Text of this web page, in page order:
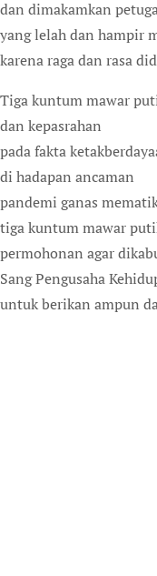
dan dimakamkan
yang lelah dan hampir
karena raga dan rasa
Tiga kuntum mawar
dan kepasrahan
pada fakta
di hadapan ancaman
pandemi ganas
tiga kuntum mawar
permohonan agar
Sang Pengusaha
untuk berikan ampun